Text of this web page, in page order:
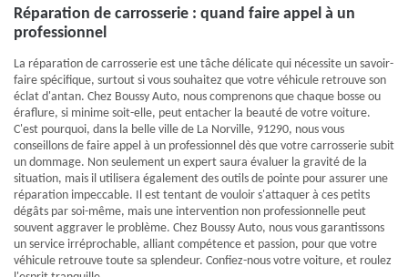
Réparation de carrosserie : quand faire appel à un
professionnel
La réparation de carrosserie est une tâche délicate qui nécessite un savoir-
faire spécifique, surtout si vous souhaitez que votre véhicule retrouve son
éclat d'antan. Chez Boussy Auto, nous comprenons que chaque bosse ou
éraflure, si minime soit-elle, peut entacher la beauté de votre voiture.
C'est pourquoi, dans la belle ville de La Norville, 91290, nous vous
conseillons de faire appel à un professionnel dès que votre carrosserie subit
un dommage. Non seulement un expert saura évaluer la gravité de la
situation, mais il utilisera également des outils de pointe pour assurer une
réparation impeccable. Il est tentant de vouloir s'attaquer à ces petits
dégâts par soi-même, mais une intervention non professionnelle peut
souvent aggraver le problème. Chez Boussy Auto, nous vous garantissons
un service irréprochable, alliant compétence et passion, pour que votre
véhicule retrouve toute sa splendeur. Confiez-nous votre voiture, et roulez